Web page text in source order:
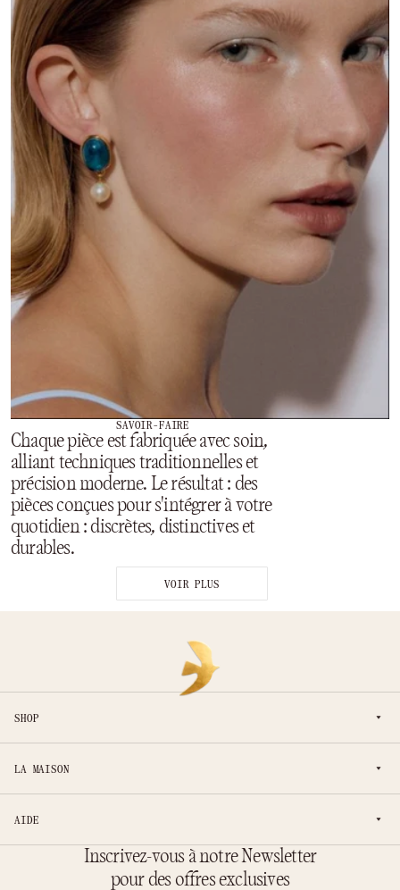
SAVOIR-FAIRE
Chaque pièce est fabriquée avec soin,
alliant techniques traditionnelles et
précision moderne. Le résultat : des
pièces conçues pour s'intégrer à votre
quotidien : discrètes, distinctives et
durables.
VOIR PLUS
SHOP
LA MAISON
AIDE
Inscrivez-vous à notre Newsletter
pour des offres exclusives